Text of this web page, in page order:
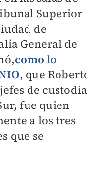
Superior
de
General de
como lo
, que
de custodia
fue quien
a los tres
que se